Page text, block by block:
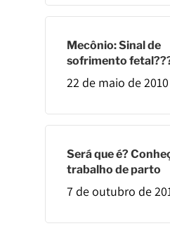
Mecônio: Sinal de
sofrimento
22 de maio de 2010
Será que é?
trabalho de parto
7 de outubro de